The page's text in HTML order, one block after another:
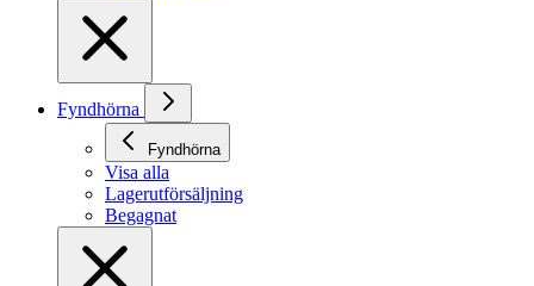
Fyndhörna
Fyndhörna
Visa alla
Lagerutförsäljning
Begagnat